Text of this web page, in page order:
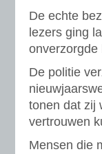
De echte
lezers ging
onverzorgde
De politie
tonen dat zij
vertrouwen
Mensen die